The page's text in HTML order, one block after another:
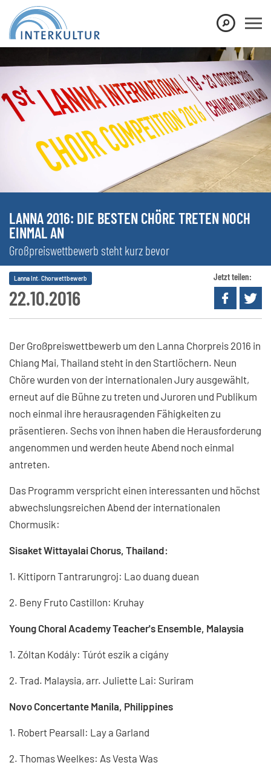
LANNA 2016: DIE BESTEN CHÖRE TRETEN NOCH
EINMAL AN
Großpreiswettbewerb steht kurz bevor
22.10.2016
Lanna Int. Chorwettbewerb Jetzt teilen:
Der Großpreiswettbewerb um den Lanna Chorpreis 2016 in
Chiang Mai, Thailand steht in den Startlöchern. Neun
Chöre wurden von der internationalen Jury ausgewählt,
erneut auf die Bühne zu treten und Juroren und Publikum
noch einmal ihre herausragenden Fähigkeiten zu
präsentieren. Sechs von ihnen haben die Herausforderung
angenommen und werden heute Abend noch einmal
antreten.
Das Programm verspricht einen interessanten und höchst
abwechslungsreichen Abend der internationalen
Chormusik:
Sisaket Wittayalai Chorus, Thailand:
1. Kittiporn Tantrarungroj: Lao duang duean
2. Beny Fruto Castillon: Kruhay
Young Choral Academy Teacher's Ensemble, Malaysia
1. Zóltan Kodály: Túrót eszik a cigány
2. Trad. Malaysia, arr. Juliette Lai: Suriram
Novo Concertante Manila, Philippines
1. Robert Pearsall: Lay a Garland
2. Thomas Weelkes: As Vesta Was